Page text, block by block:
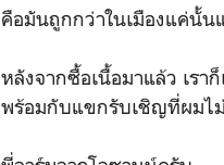
คือมันถูกกว่าในเมืองแค่นั้น
หลังจากซื้อเนื้อมาแล้ว เรา
พร้อมกับแขกรับเชิญที่ผมไ